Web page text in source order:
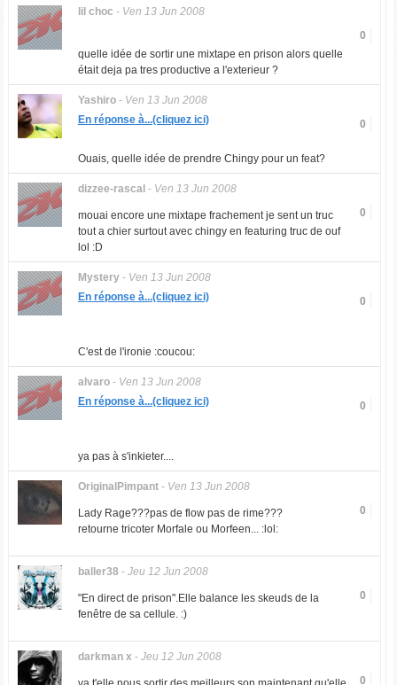
lil choc - Ven 13 Jun 2008
0
quelle idée de sortir une mixtape en prison alors quelle
était deja pa tres productive a l'exterieur ?
Yashiro- Ven 13 Jun 2008
0
En réponse à...(cliquez ici)
Ouais, quelle idée de prendre Chingy pour un feat?
dizzee-rascal - Ven 13 Jun 2008
0
mouai encore une mixtape frachement je sent un truc
tout a chier surtout avec chingy en featuring truc de ouf
lol :D
Mystery- Ven 13 Jun 2008
0
En réponse à...(cliquez ici)
C'est de l'ironie :coucou:
alvaro- Ven 13 Jun 2008
0
En réponse à...(cliquez ici)
ya pas à s'inkieter....
OriginalPimpant- Ven 13 Jun 2008
0
Lady Rage???pas de flow pas de rime???
retourne tricoter Morfale ou Morfeen... :lol:
baller38 - Jeu 12 Jun 2008
0
"En direct de prison".Elle balance les skeuds de la
fenêtre de sa cellule. :)
darkman x - Jeu 12 Jun 2008
0